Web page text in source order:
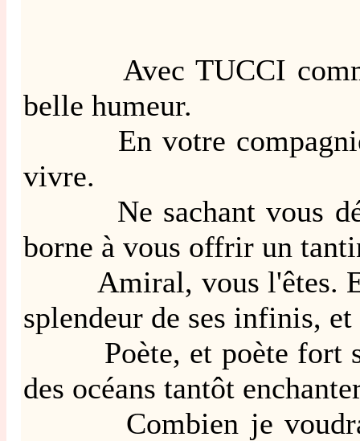
Avec TUCCI comme
belle humeur.
En votre compagnie,
vivre.
Ne sachant vous
borne à vous offrir un
Amiral, vous l'êtes. Et
splendeur de ses infinis,
Poète, et poète fort
des océans tantôt
Combien je voudrais